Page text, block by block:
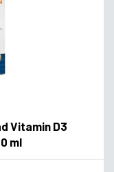
Vitamin D3
ml